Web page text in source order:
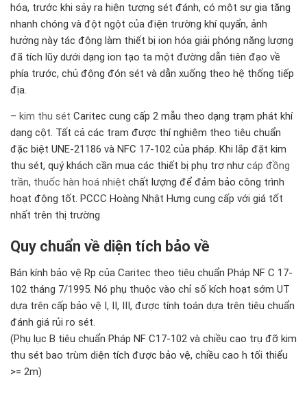
hóa, trước khi sảy ra hiện tượng sét đánh, có một sự gia tăng
nhanh chóng và đột ngột của điện trường khí quyẩn, ảnh
hưởng này tác động làm thiết bị ion hóa giải phóng năng lượng
đã tích lũy dưới dạng ion tạo ta một đường dẫn tiên đạo về
phía trước, chủ động đón sét và dẫn xuống theo hệ thống tiếp
địa.
– kim thu sét Caritec cung cấp 2 mẫu theo dạng trạm phát khí
dạng cột. Tất cả các trạm được thí nghiệm theo tiêu chuẩn
đặc biệt UNE-21186 và NFC 17-102 của pháp. Khi lắp đặt kim
thu sét, quý khách cần mua các thiết bị phụ trợ như cáp đồng
trần, thuốc hàn hoá nhiệt chất lượng để đảm bảo công trình
hoạt động tốt. PCCC Hoàng Nhật Hưng cung cấp với giá tốt
nhất trên thị trường
Quy chuẩn về diện tích bảo về
Bán kính bảo vệ Rp của Caritec theo tiêu chuẩn Pháp NF C 17-
102 tháng 7/1995. Nó phụ thuộc vào chỉ số kích hoạt sớm UT
dựa trên cấp bảo vệ I, II, III, được tính toán dựa trên tiêu chuẩn
đánh giá rủi ro sét.
(Phụ lục B tiêu chuẩn Pháp NF C17-102 và chiều cao trụ đỡ kim
thu sét bao trùm diện tích được bảo vệ, chiều cao h tối thiểu
>= 2m)